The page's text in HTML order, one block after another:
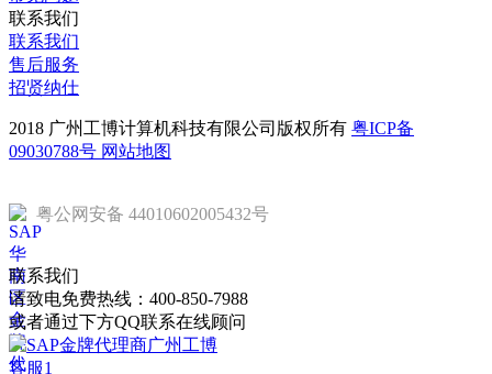
联系我们
联系我们
售后服务
招贤纳仕
2018 广州工博计算机科技有限公司版权所有 粤ICP备
09030788号 网站地图
粤公网安备 44010602005432号
联系我们
请致电免费热线： 400-850-7988
或者通过下方QQ联系在线顾问
客服1